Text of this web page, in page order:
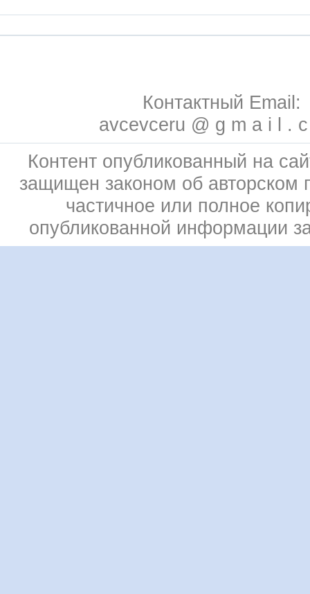
Контактный Email:
avcevceru @ g m a i l .
Контент опубликованный на
защищен законом об авторском
частичное или полное
опубликованной информации